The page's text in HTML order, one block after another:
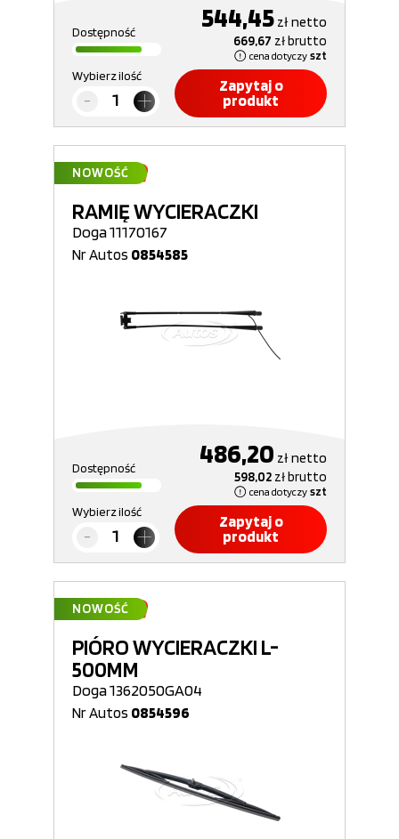
Dostępność 544,45 złnetto
669,67 złbrutto
cena dotyczy szt
Wybierz ilość
Zapytaj o
produkt
NOWOŚĆ
RAMIĘ WYCIERACZKI
Doga 11170167
Nr Autos 0854585
Dostępność 486,20 złnetto
598,02 złbrutto
cena dotyczy szt
Wybierz ilość
Zapytaj o
produkt
NOWOŚĆ
PIÓRO WYCIERACZKI L-
500MM
Doga 1362050GA04
Nr Autos 0854596